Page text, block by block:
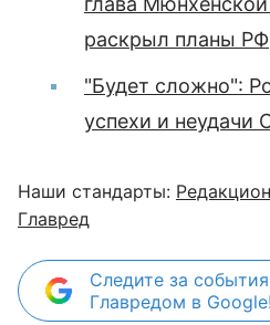
раскрыл планы РФ
"Будет сложно":
успехи и неудачи
Наши стандарты:
Главред
Следите за
Главредом в Google!